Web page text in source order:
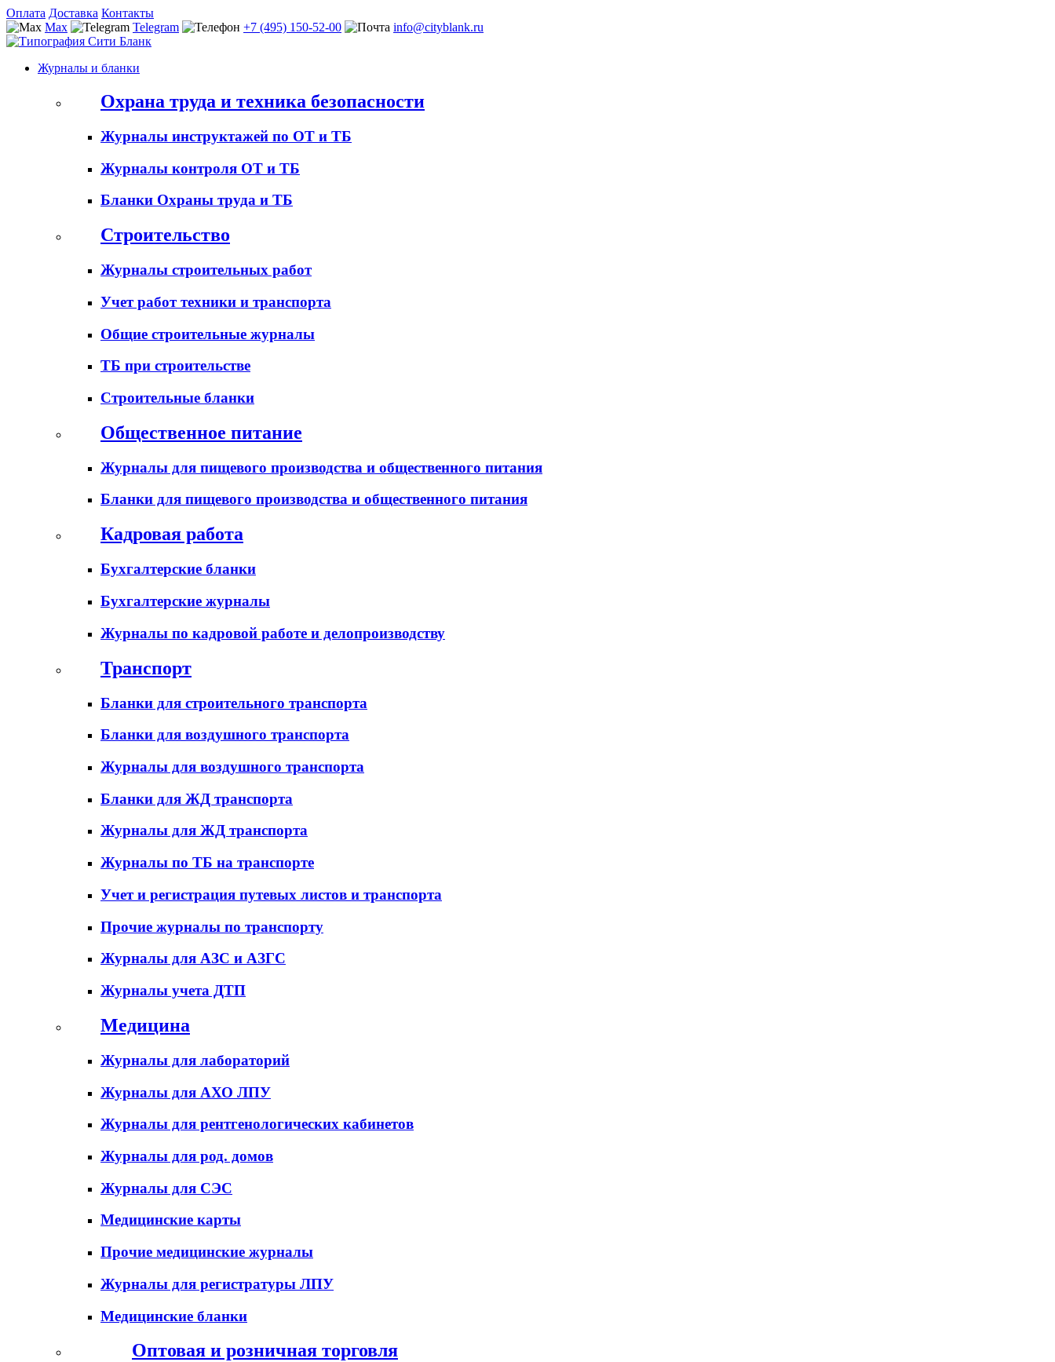
Оплата Доставка Контакты
Max
Telegram +7 (495) 150-52-00 info@cityblank.ru
Журналы и бланки
Охрана труда и техника безопасности
Журналы инструктажей по ОТ и ТБ
Журналы контроля ОТ и ТБ
Бланки Охраны труда и ТБ
Строительство
Журналы строительных работ
Учет работ техники и транспорта
Общие строительные журналы
ТБ при строительстве
Строительные бланки
Общественное питание
Журналы для пищевого производства и общественного питания
Бланки для пищевого производства и общественного питания
Кадровая работа
Бухгалтерские бланки
Бухгалтерские журналы
Журналы по кадровой работе и делопроизводству
Транспорт
Бланки для строительного транспорта
Бланки для воздушного транспорта
Журналы для воздушного транспорта
Бланки для ЖД транспорта
Журналы для ЖД транспорта
Журналы по ТБ на транспорте
Учет и регистрация путевых листов и транспорта
Прочие журналы по транспорту
Журналы для АЗС и АЗГС
Журналы учета ДТП
Медицина
Журналы для лабораторий
Журналы для АХО ЛПУ
Журналы для рентгенологических кабинетов
Журналы для род. домов
Журналы для СЭС
Медицинские карты
Прочие медицинские журналы
Журналы для регистратуры ЛПУ
Медицинские бланки
Оптовая и розничная торговля